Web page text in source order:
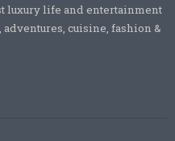
luxury life and entertainment
cuisine, fashion &